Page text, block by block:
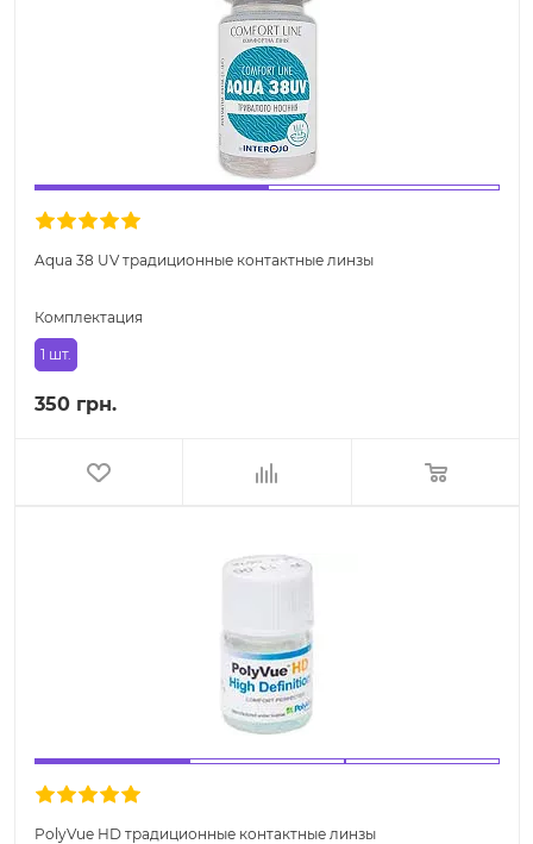
Aqua 38 UV традиционные контактные линзы
Комплектация
1 шт.
350 грн.
PolyVue HD традиционные контактные линзы